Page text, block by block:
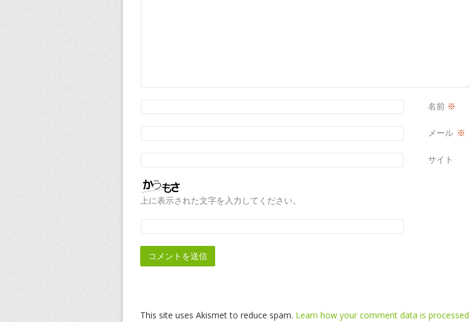
名前 ※
メール ※
サイト
上に表示された文字を入力してください。
This site uses Akismet to reduce spam. Learn how your comment data is processed